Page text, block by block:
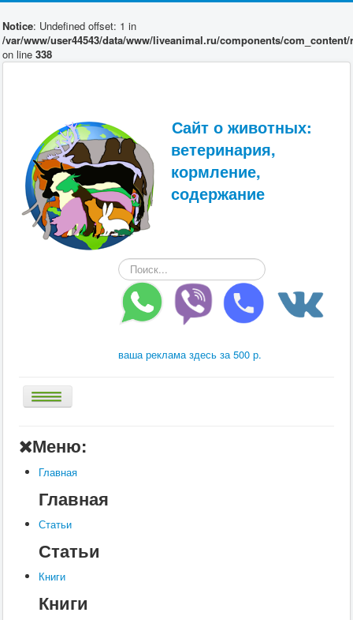
Notice: Undefined offset: 1 in
/var/www/user44543/data/www/liveanimal.ru/components/
on line 338
Сайт о животных:
ветеринария,
кормление,
содержание
Искать...
ваша реклама здесь за 500 р.
Книги
Услуги
Контакты
Меню:
Главная
Главная
Статьи
Статьи
Книги
Книги